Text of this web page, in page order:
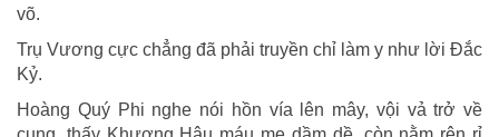
võ.
Trụ Vương cực chẳng đã phải truyền chỉ làm y như lời Ðắc
Kỷ.
Hoàng Quý Phi nghe nói hồn vía lên mây, vội vả trở về